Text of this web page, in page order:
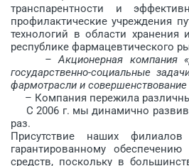
транспарентности и
профилактические учреждения
технологий в области
республике фармацевтического
– Акционерная компания
государственно-социальные
фарм­отрасли и
– Компания пережила
С 2006 г. мы динамично
раз.
Присутствие наших
гарантированному
средств, поскольку в